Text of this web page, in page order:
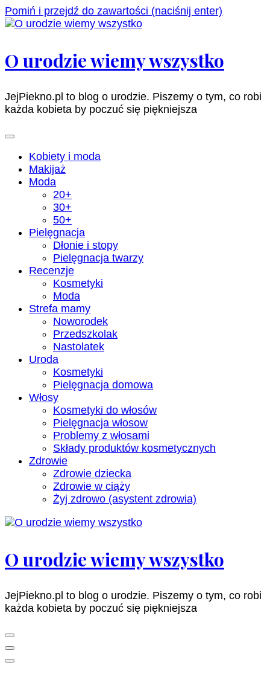
Pomiń i przejdź do zawartości (naciśnij enter)
O urodzie wiemy wszystko
JejPiekno.pl to blog o urodzie. Piszemy o tym, co robi
każda kobieta by poczuć się piękniejsza
Kobiety i moda
Makijaż
Moda
20+
30+
50+
Pielęgnacja
Dłonie i stopy
Pielęgnacja twarzy
Recenzje
Kosmetyki
Moda
Strefa mamy
Noworodek
Przedszkolak
Nastolatek
Uroda
Kosmetyki
Pielęgnacja domowa
Włosy
Kosmetyki do włosów
Pielęgnacja włosow
Problemy z włosami
Składy produktów kosmetycznych
Zdrowie
Zdrowie dziecka
Zdrowie w ciąży
Żyj zdrowo (asystent zdrowia)
O urodzie wiemy wszystko
JejPiekno.pl to blog o urodzie. Piszemy o tym, co robi
każda kobieta by poczuć się piękniejsza